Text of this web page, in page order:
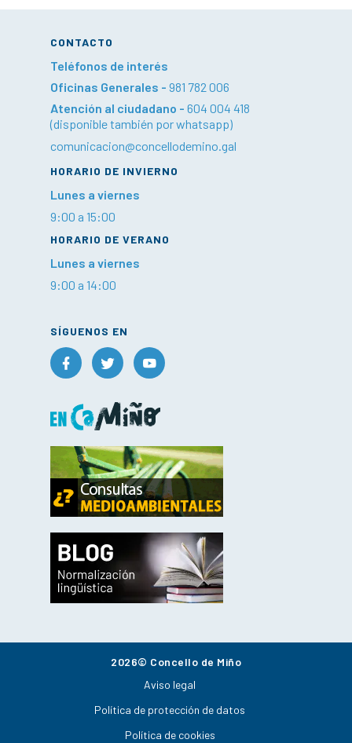
CONTACTO
Teléfonos de interés
Oficinas Generales - 981 782 006
Atención al ciudadano - 604 004 418
(disponible también por whatsapp)
comunicacion@concellodemino.gal
HORARIO DE INVIERNO
Lunes a viernes
9:00 a 15:00
HORARIO DE VERANO
Lunes a viernes
9:00 a 14:00
SÍGUENOS EN
2026© Concello de Miño
Aviso legal
Política de protección de datos
Política de cookies